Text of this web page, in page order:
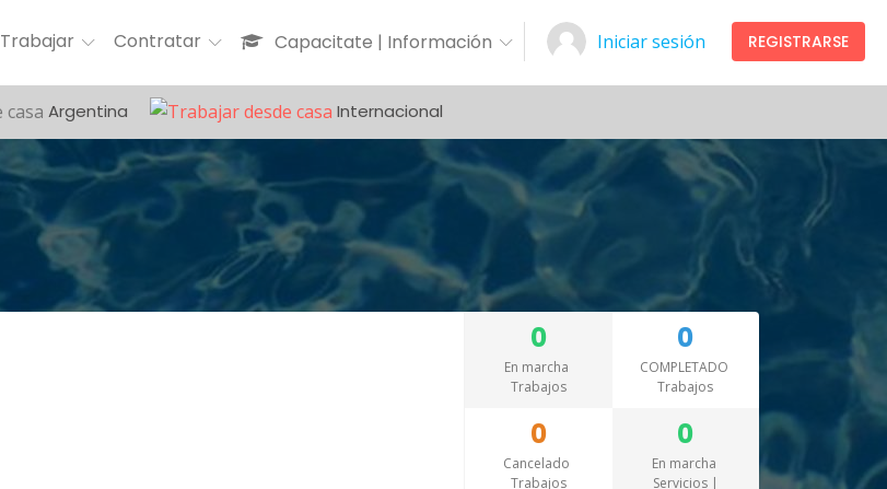
Trabajar Contratar Capacitate | Información Iniciar sesión REGISTRARSE
Argentina Internacional
0
En marcha
Trabajos
0
COMPLETADO
Trabajos
0
Cancelado
Trabajos
0
En marcha
Servicios |